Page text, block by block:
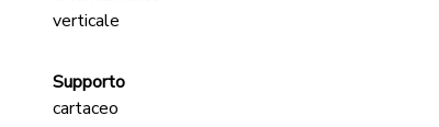
verticale
Supporto
cartaceo